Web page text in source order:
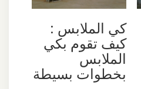
كي الملابس :
كيف تقوم بكي
الملابس
بخطوات بسيطة